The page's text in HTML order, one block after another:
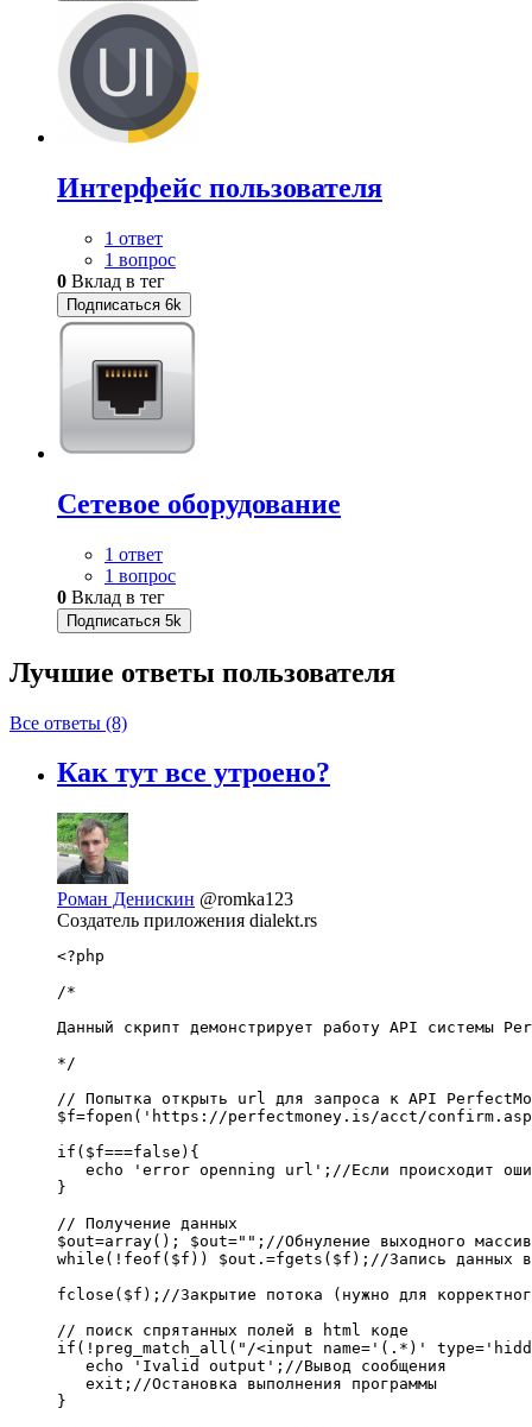
Интерфейс пользователя
1 ответ
1 вопрос
0 Вклад в тег
Подписаться 6k
Сетевое оборудование
1 ответ
1 вопрос
0 Вклад в тег
Подписаться 5k
Лучшие ответы пользователя
Все ответы (8)
Как тут все утроено?
Роман Денискин @romka123
Создатель приложения dialekt.rs
<?php
/*
Данный скрипт демонстрирует работу API системы
*/
// Попытка открыть url для запроса к API
$f=fopen('https://perfectmoney.is/acct/
if($f===false){
echo 'error openning url';//Если происходит
}
// Получение данных
$out=array(); $out="";//Обнуление выходного
while(!feof($f)) $out.=fgets($f);//Запись данных в
fclose($f);//Закрытие потока (нужно для
// поиск спрятанных полей в html коде
if(!preg_match_all("/<input name='(.*)'
   echo 'Ivalid output';//Вывод сообщения
   exit;//Остановка выполнения программы
}